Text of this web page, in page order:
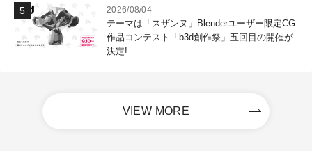
2026/08/04
テーマは「スザンヌ」Blenderユーザー限定CG
作品コンテスト「b3d創作祭」五回目の開催が
決定!
VIEW MORE